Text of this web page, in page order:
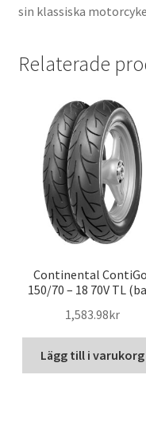
sin klassiska
Relaterade
Continental
150/70 – 18 70V TL
1,583.98kr
Lägg till i varukorg